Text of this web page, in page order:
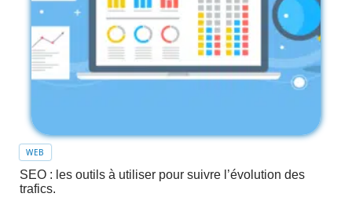
WEB
SEO : les outils à utiliser pour suivre l’évolution des
trafics.